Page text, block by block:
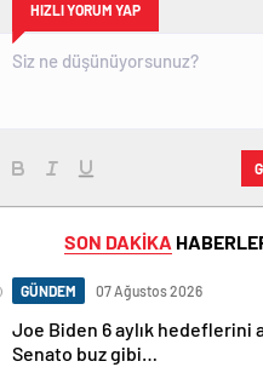
HIZLI YORUM YAP
SON DAKİKA
GÜNDEM 07 Ağustos 2026
Joe Biden 6 aylık hedeflerini
Senato buz gibi…